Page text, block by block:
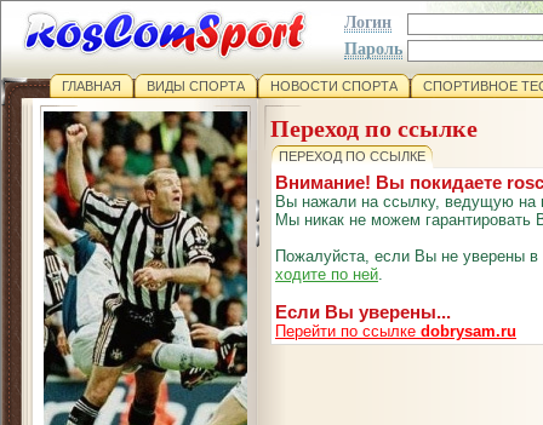
Логин
Пароль
ГЛАВНАЯ ВИДЫ СПОРТА НОВОСТИ СПОРТА СПОРТИВНОЕ
Переход по ссылке
ПЕРЕХОД ПО ССЫЛКЕ
Внимание! Вы покидаете
Вы нажали на ссылку, ведущую на
Мы никак не можем гарантировать
Пожалуйста, если Вы не уверены
ходите по ней.
Если Вы уверены...
Перейти по ссылке dobrysam.ru